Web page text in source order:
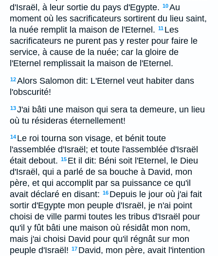
d'Israël, à leur sortie du pays d'Egypte. 10Au
moment où les sacrificateurs sortirent du lieu saint,
la nuée remplit la maison de l'Eternel. 11 Les
sacrificateurs ne purent pas y rester pour faire le
service, à cause de la nuée; car la gloire de
l'Eternel remplissait la maison de l'Eternel.
12Alors Salomon dit: L'Eternel veut habiter dans
l'obscurité!
13J'ai bâti une maison qui sera ta demeure, un lieu
où tu résideras éternellement!
14 Le roi tourna son visage, et bénit toute
l'assemblée d'Israël; et toute l'assemblée d'Israël
était debout. 15 Et il dit: Béni soit l'Eternel, le Dieu
d'Israël, qui a parlé de sa bouche à David, mon
père, et qui accomplit par sa puissance ce qu'il
avait déclaré en disant: 16 Depuis le jour où j'ai fait
sortir d'Egypte mon peuple d'Israël, je n'ai point
choisi de ville parmi toutes les tribus d'Israël pour
qu'il y fût bâti une maison où résidât mon nom,
mais j'ai choisi David pour qu'il régnât sur mon
peuple d'Israël! 17 David, mon père, avait l'intention